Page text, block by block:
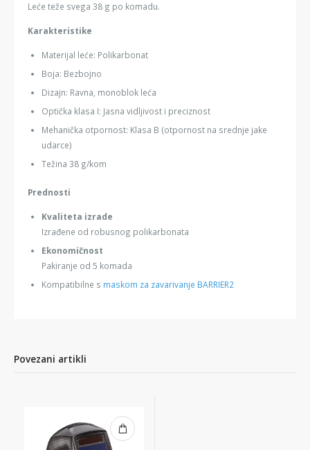
Leće teže svega 38 g po komadu.
Karakteristike
Materijal leće: Polikarbonat
Boja: Bezbojno
Dizajn: Ravna, monoblok leća
Optička klasa I: Jasna vidljivost i preciznost
Mehanička otpornost: Klasa B (otpornost na srednje jake
udarce)
Težina 38 g/kom
Prednosti
Kvaliteta izrade
Izrađene od robusnog polikarbonata
Ekonomičnost
Pakiranje od 5 komada
Kompatibilne s maskom za zavarivanje BARRIER2
Povezani artikli